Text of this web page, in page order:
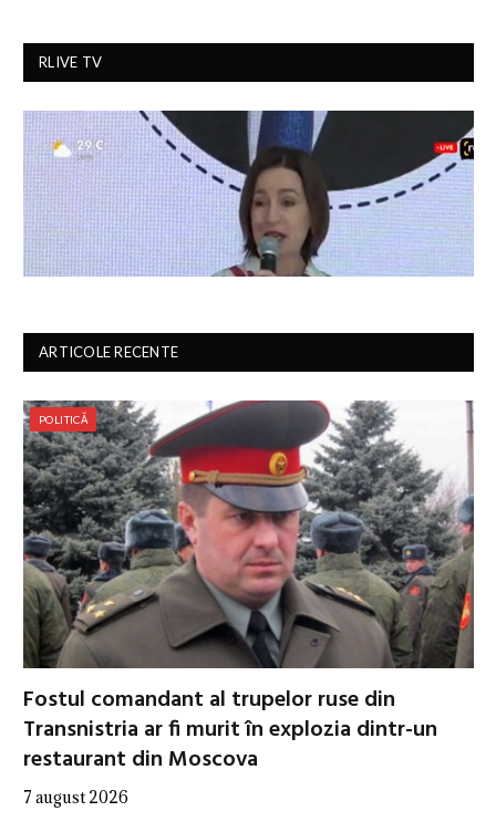
RLIVE TV
ARTICOLE RECENTE
POLITICĂ
Fostul comandant al trupelor ruse din
Transnistria ar fi murit în explozia dintr-un
restaurant din Moscova
7 august 2026